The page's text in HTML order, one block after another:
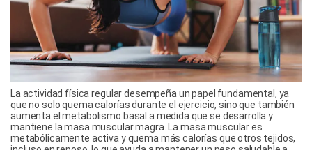
La actividad física regular desempeña un papel fundamental, ya
que no solo quema calorías durante el ejercicio, sino que también
aumenta el metabolismo basal a medida que se desarrolla y
mantiene la masa muscular magra. La masa muscular es
metabólicamente activa y quema más calorías que otros tejidos,